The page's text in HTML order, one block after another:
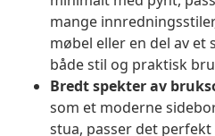
mange
møbel eller en del av
både stil og praktisk
Bredt spekter av
som et moderne
stua, passer det